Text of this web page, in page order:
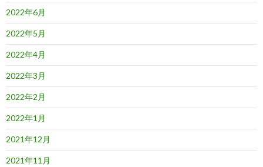
2022年6月
2022年5月
2022年4月
2022年3月
2022年2月
2022年1月
2021年12月
2021年11月